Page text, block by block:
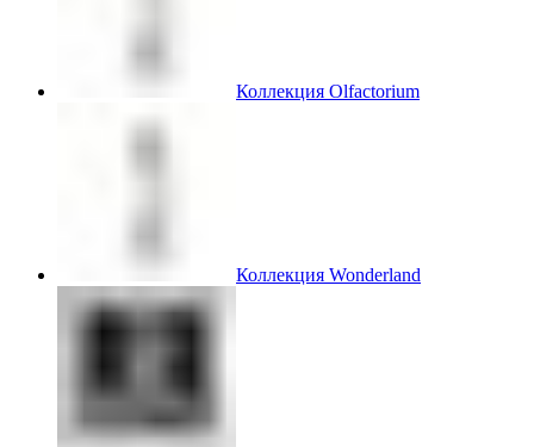
Коллекция Olfactorium
Коллекция Wonderland